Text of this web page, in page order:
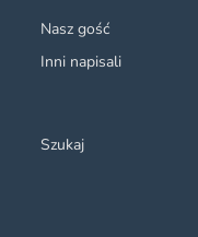
Nasz gość
Inni napisali
Szukaj